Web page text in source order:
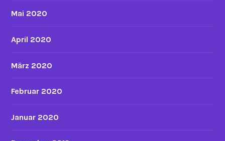
Mai 2020
April 2020
März 2020
Februar 2020
Januar 2020